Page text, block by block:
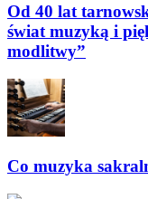
Od 40 lat
świat muzyką i
modlitwy”
Co muzyka